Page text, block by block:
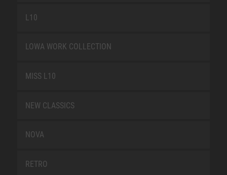
L10
LOWA WORK COLLECTION
MISS L10
NEW CLASSICS
NOVA
RETRO